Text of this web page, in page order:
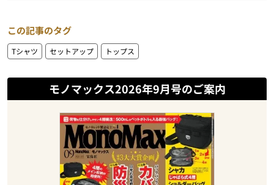
この記事のタグ
Tシャツ セットアップ トップス
モノマックス2026年9月号のご案内